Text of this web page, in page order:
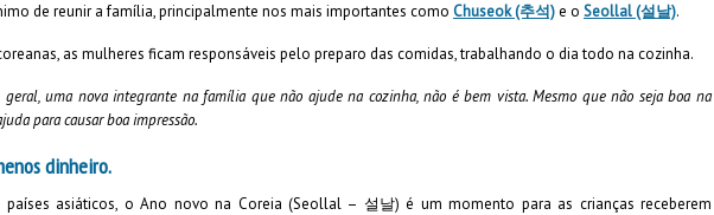
de reunir a família, principalmente nos mais importantes como Chuseok (추석)e o Seollal (설날).
as mulheres ficam responsáveis pelo preparo das comidas, trabalhando o dia todo na cozinha.
geral, uma nova integrante na família que não ajude na cozinha, não é bem vista. Mesmo que não seja boa na
para causar boa impressão.
dinheiro.
asiáticos, o Ano novo na Coreia (Seollal – 설날) é um momento para as crianças receberem